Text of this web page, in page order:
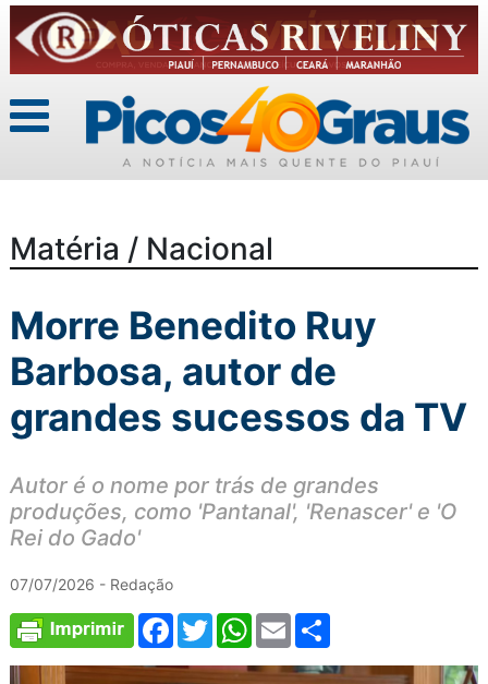
Matéria / Nacional
Morre Benedito Ruy
Barbosa, autor de
grandes sucessos da TV
Autor é o nome por trás de grandes
produções, como 'Pantanal', 'Renascer' e 'O
Rei do Gado'
07/07/2026 - Redação
Facebook
TwitterWhatsApp
Email Compartilhar